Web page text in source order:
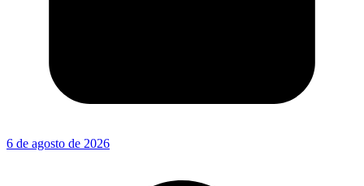
6 de agosto de 2026